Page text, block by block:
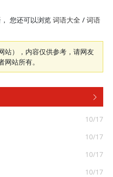
您还可以浏览 词语大全 / 词语
站），内容仅供参考，请网友
站所有。

10/17
10/17
10/17
10/17